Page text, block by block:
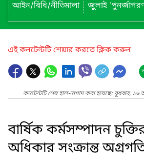
আইন/বিধি/নীতিমালা
জুলাই
এই কনটেন্টটি শেয়ার করতে ক্লিক করুন
কনটেন্টটি শেষ হাল-নাগাদ করা হয়েছে: বুধবার,
বার্ষিক কর্মসম্পাদন
অধিকার সংক্রান্ত